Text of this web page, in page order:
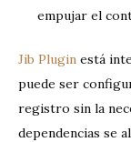
empujar el
Jib Plugin está
puede ser
registro sin la
dependencias se